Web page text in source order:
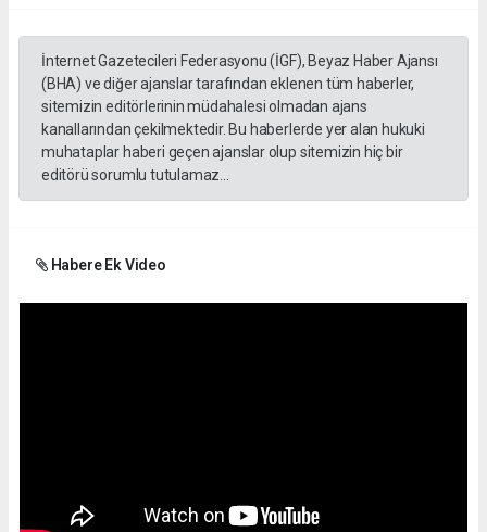
İnternet Gazetecileri Federasyonu (İGF), Beyaz Haber Ajansı
(BHA) ve diğer ajanslar tarafından eklenen tüm haberler,
sitemizin editörlerinin müdahalesi olmadan ajans
kanallarından çekilmektedir. Bu haberlerde yer alan hukuki
muhataplar haberi geçen ajanslar olup sitemizin hiç bir
editörü sorumlu tutulamaz...
Habere Ek Video